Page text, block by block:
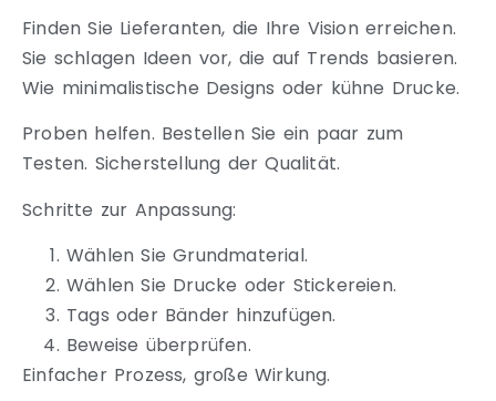
Finden Sie Lieferanten, die Ihre Vision erreichen.
Sie schlagen Ideen vor, die auf Trends basieren.
Wie minimalistische Designs oder kühne Drucke.
Proben helfen. Bestellen Sie ein paar zum
Testen. Sicherstellung der Qualität.
Schritte zur Anpassung:
Wählen Sie Grundmaterial.
Wählen Sie Drucke oder Stickereien.
Tags oder Bänder hinzufügen.
Beweise überprüfen.
Einfacher Prozess, große Wirkung.